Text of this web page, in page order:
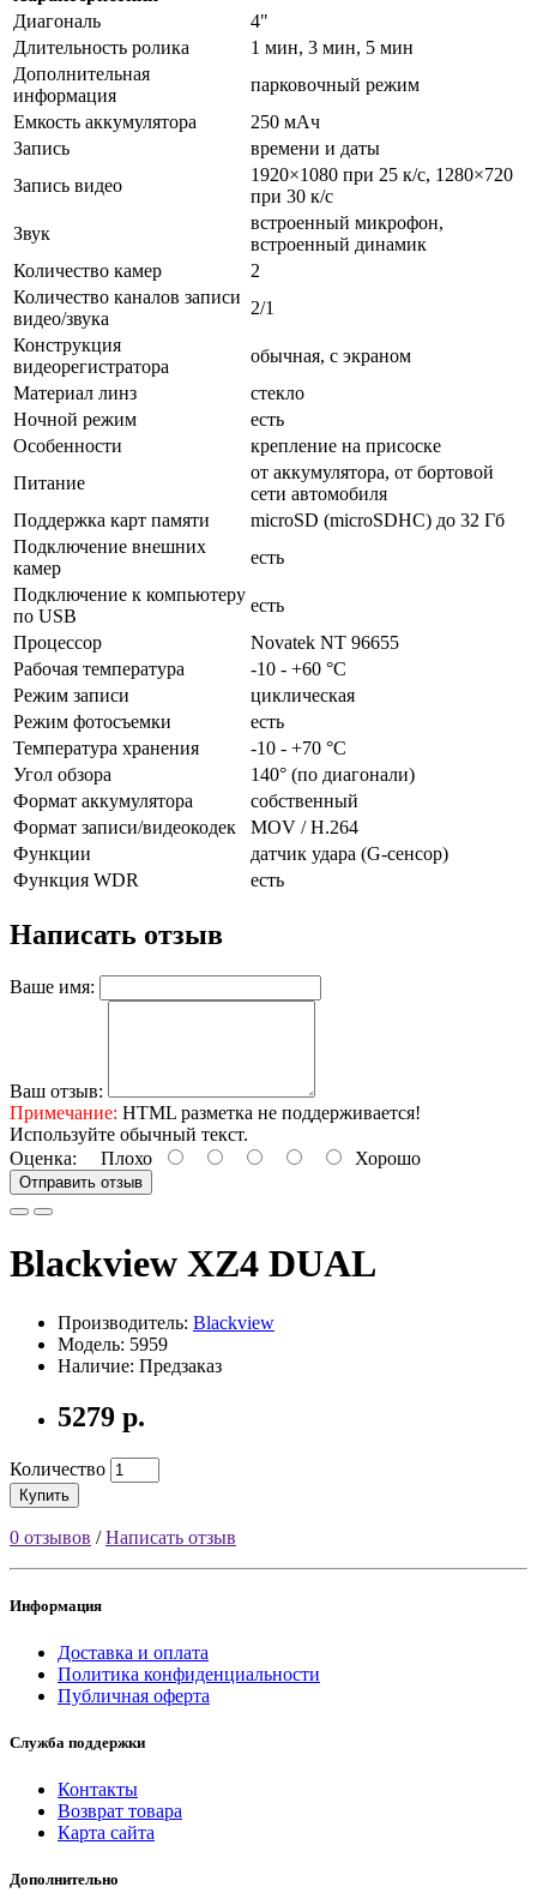
Диагональ
4"
Длительность ролика
1 мин, 3 мин, 5 мин
Дополнительная
информация
парковочный режим
Емкость аккумулятора
250 мАч
Запись
времени и даты
Запись видео
1920×1080 при 25 к/с, 1280×720
при 30 к/с
Звук
встроенный микрофон,
встроенный динамик
Количество камер
2
Количество каналов записи
видео/звука
2/1
Конструкция
видеорегистратора
обычная, с экраном
Материал линз
стекло
Ночной режим
есть
Особенности
крепление на присоске
Питание
от аккумулятора, от бортовой
сети автомобиля
Поддержка карт памяти
microSD (microSDHC) до 32 Гб
Подключение внешних
камер
есть
Подключение к компьютеру
по USB
есть
Процессор
Novatek NT 96655
Рабочая температура
-10 - +60 °C
Режим записи
циклическая
Режим фотосъемки
есть
Температура хранения
-10 - +70 °C
Угол обзора
140° (по диагонали)
Формат аккумулятора
собственный
Формат записи/видеокодек
MOV / H.264
Функции
датчик удара (G-сенсор)
Функция WDR
есть
Написать отзыв
Ваше имя:
Ваш отзыв:
Примечание: HTML разметка не поддерживается!
Используйте обычный текст.
Оценка: Плохо Хорошо
Отправить отзыв
Blackview XZ4 DUAL
Производитель: Blackview
Модель: 5959
Наличие: Предзаказ
5279 р.
Количество
Купить
0 отзывов /Написать отзыв
Информация
Доставка и оплата
Политика конфиденциальности
Публичная оферта
Служба поддержки
Контакты
Возврат товара
Карта сайта
Дополнительно